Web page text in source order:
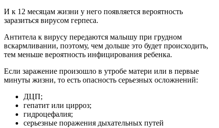
И к 12 месяцам жизни у него появляется вероятность
заразиться вирусом герпеса.
Антитела к вирусу передаются малышу при грудном
вскармливании, поэтому, чем дольше это будет происходить,
тем меньше вероятность инфицирования ребенка.
Если заражение произошло в утробе матери или в первые
минуты жизни, то есть опасность серьезных осложнений:
ДЦП;
гепатит или цирроз;
гидроцефалия;
серьезные поражения дыхательных путей